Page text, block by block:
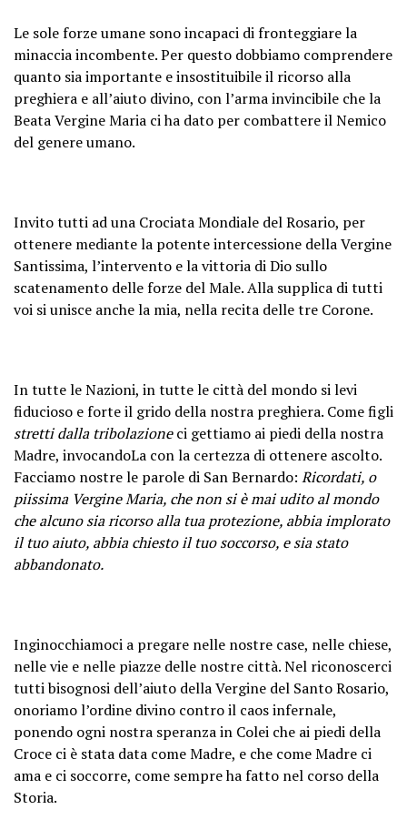
Le sole forze umane sono incapaci di fronteggiare la
minaccia incombente. Per questo dobbiamo comprendere
quanto sia importante e insostituibile il ricorso alla
preghiera e all’aiuto divino, con l’arma invincibile che la
Beata Vergine Maria ci ha dato per combattere il Nemico
del genere umano.
Invito tutti ad una Crociata Mondiale del Rosario, per
ottenere mediante la potente intercessione della Vergine
Santissima, l’intervento e la vittoria di Dio sullo
scatenamento delle forze del Male. Alla supplica di tutti
voi si unisce anche la mia, nella recita delle tre Corone.
In tutte le Nazioni, in tutte le città del mondo si levi
fiducioso e forte il grido della nostra preghiera. Come figli
stretti dalla tribolazioneci gettiamo ai piedi della nostra
Madre, invocandoLa con la certezza di ottenere ascolto.
Facciamo nostre le parole di San Bernardo: Ricordati, o
piissima Vergine Maria, che non si è mai udito al mondo
che alcuno sia ricorso alla tua protezione, abbia implorato
il tuo aiuto, abbia chiesto il tuo soccorso, e sia stato
abbandonato.
Inginocchiamoci a pregare nelle nostre case, nelle chiese,
nelle vie e nelle piazze delle nostre città. Nel riconoscerci
tutti bisognosi dell’aiuto della Vergine del Santo Rosario,
onoriamo l’ordine divino contro il caos infernale,
ponendo ogni nostra speranza in Colei che ai piedi della
Croce ci è stata data come Madre, e che come Madre ci
ama e ci soccorre, come sempre ha fatto nel corso della
Storia.